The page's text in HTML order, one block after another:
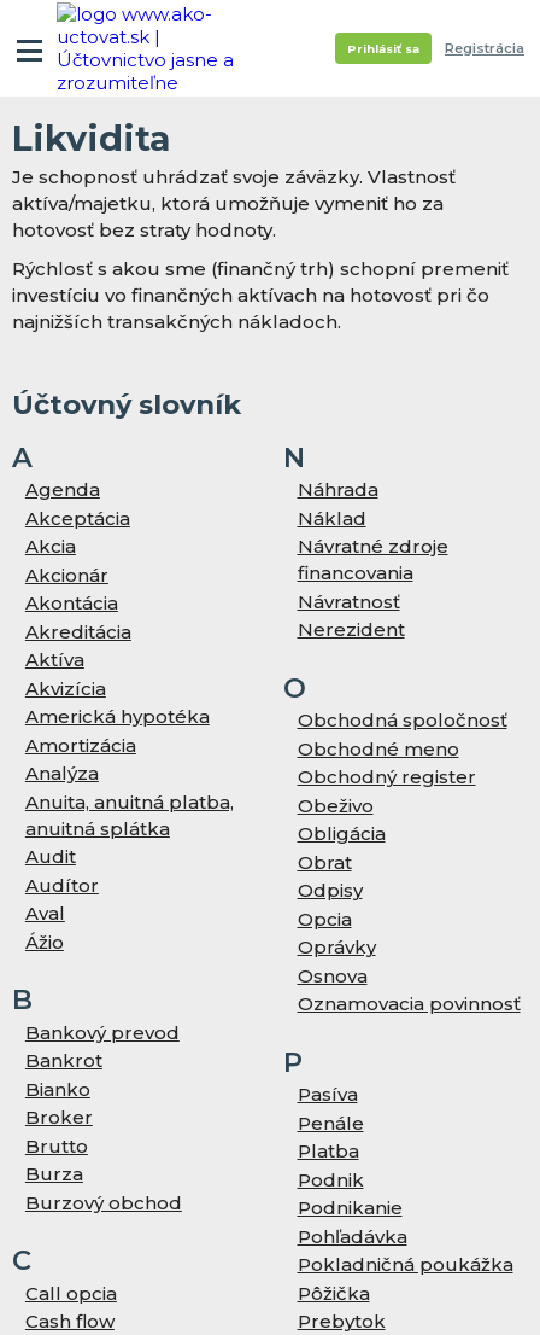
Prihlásiť sa Registrácia
Likvidita
Je schopnosť uhrádzať svoje záväzky. Vlastnosť
aktíva/majetku, ktorá umožňuje vymeniť ho za
hotovosť bez straty hodnoty.
Rýchlosť s akou sme (finančný trh) schopní premeniť
investíciu vo finančných aktívach na hotovosť pri čo
najnižších transakčných nákladoch.
Účtovný slovník
A
Agenda
Akceptácia
Akcia
Akcionár
Akontácia
Akreditácia
Aktíva
Akvizícia
Americká hypotéka
Amortizácia
Analýza
Anuita, anuitná platba,
anuitná splátka
Audit
Audítor
Aval
Ážio
B
Bankový prevod
Bankrot
Bianko
Broker
Brutto
Burza
Burzový obchod
C
Call opcia
Cash flow
N
Náhrada
Náklad
Návratné zdroje
financovania
Návratnosť
Nerezident
O
Obchodná spoločnosť
Obchodné meno
Obchodný register
Obeživo
Obligácia
Obrat
Odpisy
Opcia
Oprávky
Osnova
Oznamovacia povinnosť
P
Pasíva
Penále
Platba
Podnik
Podnikanie
Pohľadávka
Pokladničná poukážka
Pôžička
Prebytok